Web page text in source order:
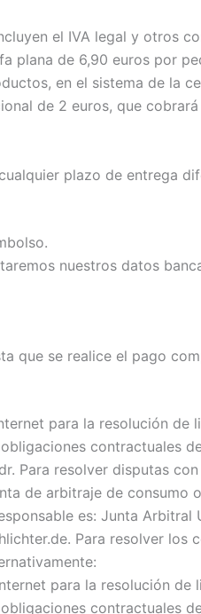
el IVA legal y otros
plana de 6,90 euros por
en el sistema de la
de 2 euros, que
plazo de entrega
nuestros datos
que se realice el pago
para la resolución
contractuales
Para resolver disputas
de arbitraje de consumo
es: Junta
Para resolver
para la resolución
contractuales